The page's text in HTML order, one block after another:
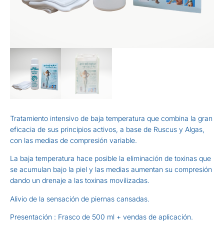
Tratamiento intensivo de baja temperatura que combina la gran
eficacia de sus principios activos, a base de Ruscus y Algas,
con las medias de compresión variable.
La baja temperatura hace posible la eliminación de toxinas que
se acumulan bajo la piel y las medias aumentan su compresión
dando un drenaje a las toxinas movilizadas.
Alivio de la sensación de piernas cansadas.
Presentación : Frasco de 500 ml + vendas de aplicación.